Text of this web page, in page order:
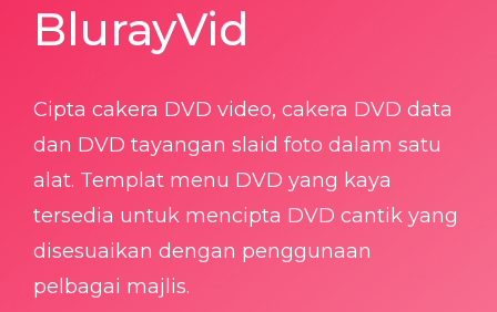
BlurayVid
Cipta cakera DVD video, cakera DVD data
dan DVD tayangan slaid foto dalam satu
alat. Templat menu DVD yang kaya
tersedia untuk mencipta DVD cantik yang
disesuaikan dengan penggunaan
pelbagai majlis.